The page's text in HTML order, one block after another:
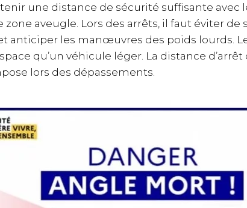
une distance de sécurité suffisante avec
zone aveugle. Lors des arrêts, il faut éviter
anticiper les manœuvres des poids lourds.
qu’un véhicule léger. La distance
lors des dépassements.